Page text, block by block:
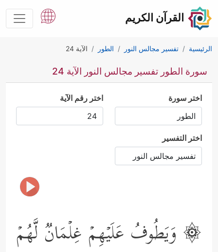
القرآن الكريم
الرئيسية تفسير مجالس النور الطور الآية 24
سورة الطور تفسير مجالس النور الآية 24
اختر سورة اختر رقم الآية
اختر التفسير
۞ وَیَطُوفُ عَلَیۡهِمۡ غِلۡمَانࣱ لَّهُمۡ